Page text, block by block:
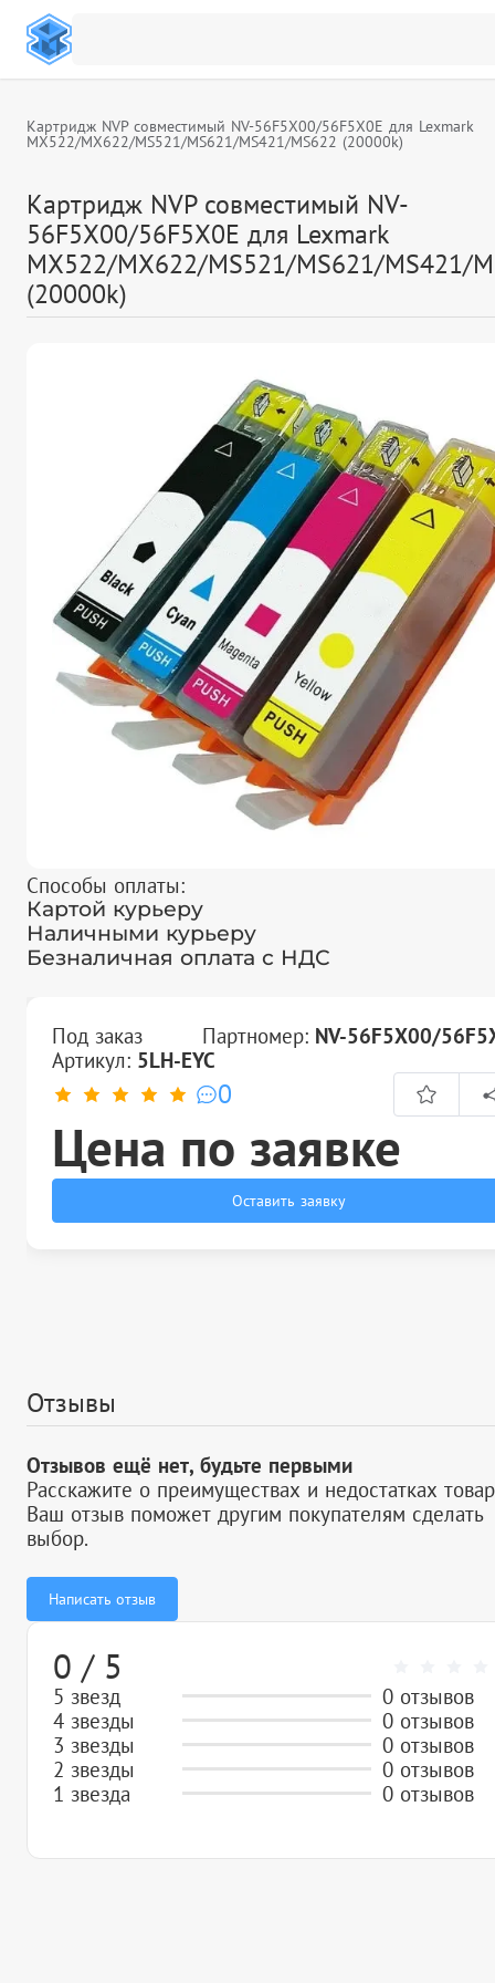
Картридж NVP совместимый NV-56F5X00/56F5X0E для Lexmark
MX522/MX622/MS521/MS621/MS421/MS622 (20000k)
Картридж NVP совместимый NV-
56F5X00/56F5X0E для Lexmark
MX522/MX622/MS521/MS621/MS421/
(20000k)
Способы оплаты:
Картой курьеру
Наличными курьеру
Безналичная оплата с НДС
Под заказ Партномер: NV-56F5X00/
Артикул: 5LH-EYC
0
Цена по заявке
Оставить заявку
Отзывы
Отзывов ещё нет, будьте первыми
Расскажите о преимуществах и недостатках
Ваш отзыв поможет другим покупателям сделать
выбор.
Написать отзыв
0 / 5
5 звезд
0 отзывов
4 звезды
0 отзывов
3 звезды
0 отзывов
2 звезды
0 отзывов
1 звезда
0 отзывов